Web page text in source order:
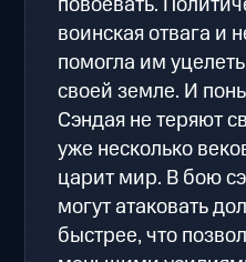
воинская отвага и
помогла им
своей земле. И
Сэндая не теряют
уже несколько
царит мир. В бою
могут атаковать
быстрее, что